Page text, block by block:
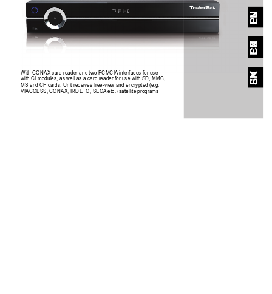
EN
PL
EN
CZ
EN
SK
With CONAX card reader and two PCMCIA interfaces for use
with CI modules, as well as a card reader for use with SD, MMC,
MS and CF cards. Unit receives free-view and encrypted (e.g.
VIACCESS, CONAX, IRDETO, SECA etc.) satellite programs